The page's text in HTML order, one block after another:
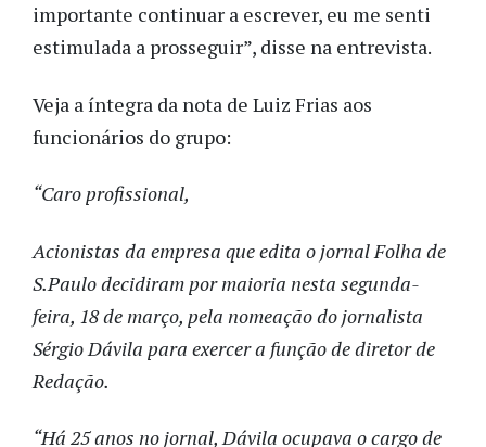
importante continuar a escrever, eu me senti
estimulada a prosseguir”, disse na entrevista.
Veja a íntegra da nota de Luiz Frias aos
funcionários do grupo:
“Caro profissional,
Acionistas da empresa que edita o jornal Folha de
S.Paulo decidiram por maioria nesta segunda-
feira, 18 de março, pela nomeação do jornalista
Sérgio Dávila para exercer a função de diretor de
Redação.
“Há 25 anos no jornal, Dávila ocupava o cargo de